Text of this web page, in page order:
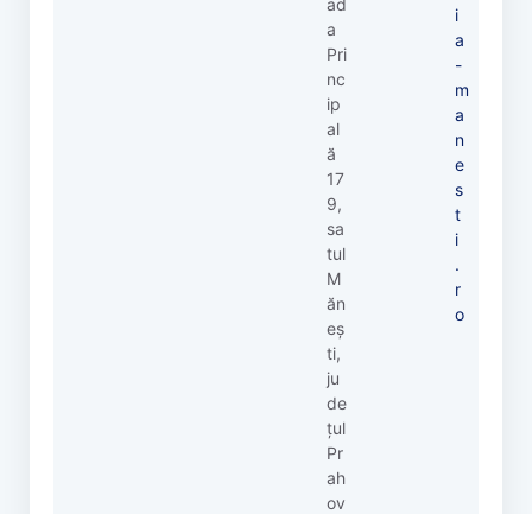
ad
a
Pri
nc
ip
al
ă
17
9,
sa
tul
M
ăn
eș
ti,
ju
de
țul
Pr
ah
ov
i
a
-
m
a
n
e
s
t
i
.
r
o